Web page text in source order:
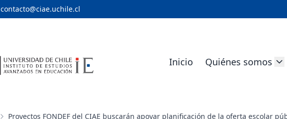
contacto@ciae.uchile.cl
Inicio Quiénes somos
Proyectos FONDEF del CIAE buscarán apoyar planificación de la oferta escolar